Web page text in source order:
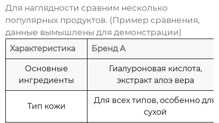
Для наглядности сравним несколько
популярных продуктов. (Пример сравнения,
данные вымышлены для демонстрации)
Характеристика Бренд A
Основные
ингредиенты
Гиалуроновая кислота,
экстракт алоэ вера
Тип кожи
Для всех типов, особенно для
сухой